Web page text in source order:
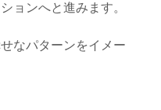
ョンへと進みます。
なパターンをイメー